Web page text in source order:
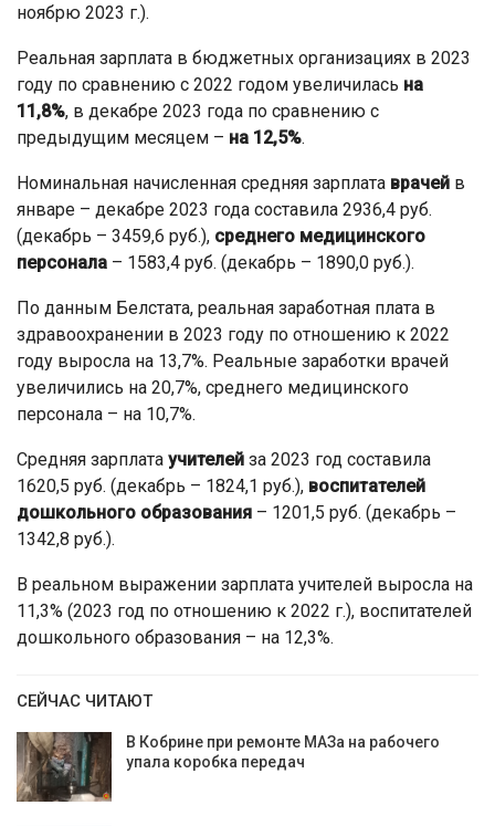
ноябрю 2023 г.).
Реальная зарплата в бюджетных организациях в 2023
году по сравнению с 2022 годом увеличилась на
11,8%, в декабре 2023 года по сравнению с
предыдущим месяцем – на 12,5%.
Номинальная начисленная средняя зарплата врачей в
январе – декабре 2023 года составила 2936,4 руб.
(декабрь – 3459,6 руб.), среднего медицинского
персонала – 1583,4 руб. (декабрь – 1890,0 руб.).
По данным Белстата, реальная заработная плата в
здравоохранении в 2023 году по отношению к 2022
году выросла на 13,7%. Реальные заработки врачей
увеличились на 20,7%, среднего медицинского
персонала – на 10,7%.
Средняя зарплата учителей за 2023 год составила
1620,5 руб. (декабрь – 1824,1 руб.), воспитателей
дошкольного образования – 1201,5 руб. (декабрь –
1342,8 руб.).
В реальном выражении зарплата учителей выросла на
11,3% (2023 год по отношению к 2022 г.), воспитателей
дошкольного образования – на 12,3%.
СЕЙЧАС ЧИТАЮТ
В Кобрине при ремонте МАЗа на рабочего
упала коробка передач